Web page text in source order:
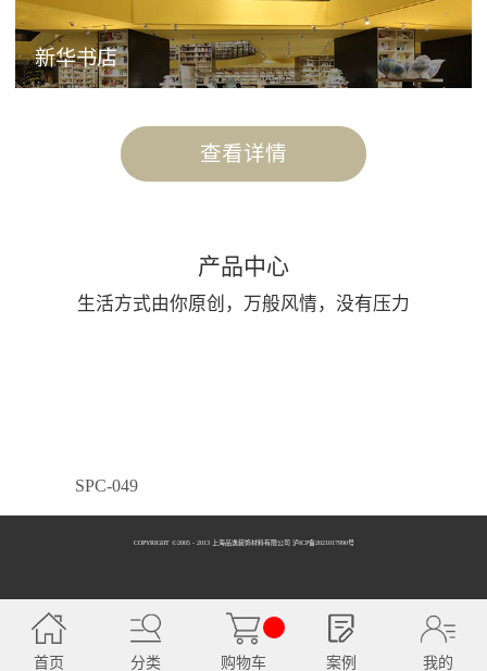
新华书店
查看详情
产品中心
生活方式由你原创，万般风情，没有压力
SPC-049
SPC-050
COPYRIGHT ©2005 - 2013 上海品逸装饰材料有限公司 泸ICP备2021017990号
首页 分类 购物车 案例 我的